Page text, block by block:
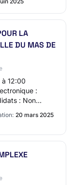
LA
DU MAS DE
12:00
:
: Non
Ou…
20 mars 2025